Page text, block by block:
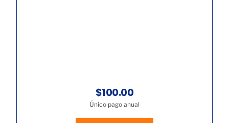
$100.00
Único pago anual